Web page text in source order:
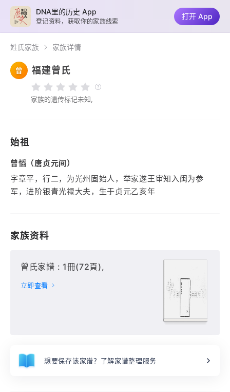
姓氏家族 家族详情
曾 福建曾氏
家族的遗传标记未知,
始祖
曾慆（唐贞元间）
字章平，行二，为光州固始人，举家遂王审知入闽为参
军，进阶银青光禄大夫，生于贞元乙亥年
家族资料
曾氏家譜 : 1冊(72頁),
立即查看
想要保存该家谱？了解家谱整理服务
DNA里的历史 App
登记资料，获取你的家族线索
打开 App